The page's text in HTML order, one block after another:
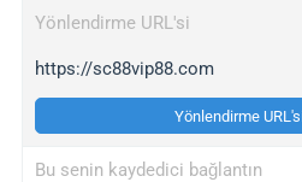
Yönlendirme URL'si
https://sc88vip88.com
Yönlendirme
Bu senin kaydedici bağlantın